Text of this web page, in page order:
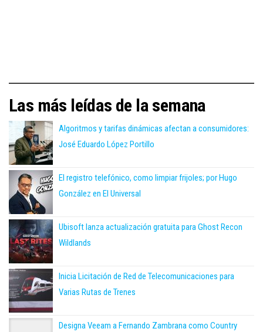
Las más leídas de la semana
Algoritmos y tarifas dinámicas afectan a consumidores:
José Eduardo López Portillo
El registro telefónico, como limpiar frijoles; por Hugo
González en El Universal
Ubisoft lanza actualización gratuita para Ghost Recon
Wildlands
Inicia Licitación de Red de Telecomunicaciones para
Varias Rutas de Trenes
Designa Veeam a Fernando Zambrana como Country